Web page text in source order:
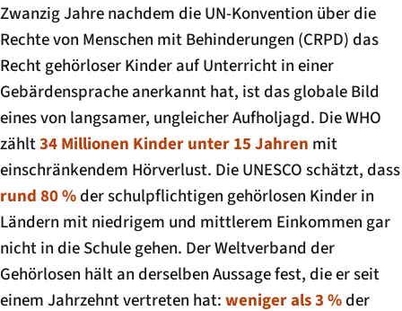
Zwanzig Jahre nachdem die UN-Konvention über die
Rechte von Menschen mit Behinderungen (CRPD) das
Recht gehörloser Kinder auf Unterricht in einer
Gebärdensprache anerkannt hat, ist das globale Bild
eines von langsamer, ungleicher Aufholjagd. Die WHO
zählt34 Millionen Kinder unter 15 Jahren mit
einschränkendem Hörverlust. Die UNESCO schätzt, dass
rund 80 %der schulpflichtigen gehörlosen Kinder in
Ländern mit niedrigem und mittlerem Einkommen gar
nicht in die Schule gehen. Der Weltverband der
Gehörlosen hält an derselben Aussage fest, die er seit
einem Jahrzehnt vertreten hat:weniger als 3 %der